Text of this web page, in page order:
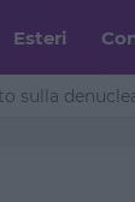
Esteri
sulla